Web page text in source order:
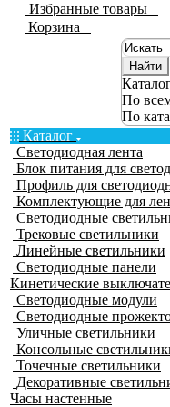
Избранные товары
Корзина
Найти
По
По
Каталог
Светодиодная лента
Блок питания для
Профиль для
Комплектующие для
Светодиодные
Трековые светильники
Линейные светильники
Светодиодные панели
Кинетические
Светодиодные модули
Светодиодные
Уличные светильники
Консольные
Точечные светильники
Декоративные
Часы настенные